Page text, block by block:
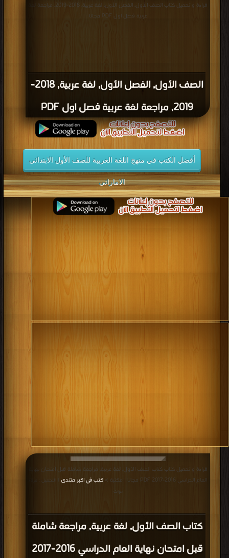
الصف الأول, الفصل الأول, لغة عربية, 2018-
2019, مراجعة لغة عربية فصل اول PDF
قراءة و تحميل كتاب الصف الأول, الفصل الأول, لغة عربية, 2018-2019, مراجعة لغة
عربية فصل اول PDF مجانا
أفضل الكتب في منهج اللغة العربية للصف الأول الابتدائى
الاماراتى
كتاب الصف الأول, لغة عربية, مراجعة شاملة
قبل امتحان نهاية العام الدراسي 2016-2017
قراءة و تحميل كتاب كتاب الصف الأول, لغة عربية, مراجعة شاملة قبل امتحان نهاية
العام الدراسي 2016-2017 PDF مجانا | مكتبة >
كتب في اكبر منتدى
| التحميل : مرة/
مرات